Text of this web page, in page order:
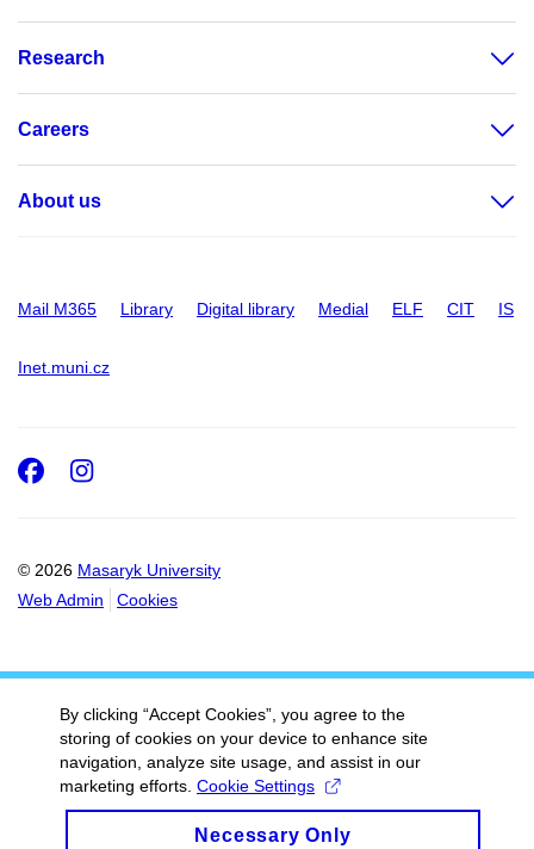
Research
Careers
About us
Mail M365 Library Digital library Medial ELF CIT IS
Inet.muni.cz
© 2026 Masaryk University
Web Admin
Cookies
Facebook
Instagram
By clicking “Accept Cookies”, you agree to the
storing of cookies on your device to enhance site
navigation, analyze site usage, and assist in our
marketing efforts. Cookie Settings
Necessary Only